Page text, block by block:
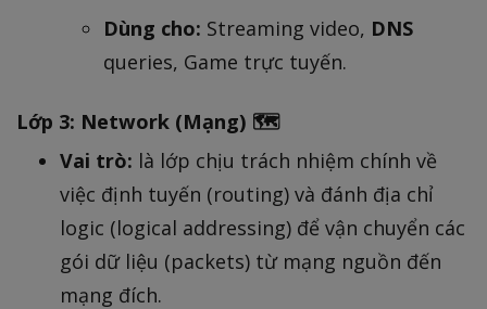
Dùng cho: Streaming video, DNS
queries, Game trực tuyến.
Lớp 3: Network (Mạng) 🗺️
Vai trò: là lớp chịu trách nhiệm chính về
việc định tuyến (routing) và đánh địa chỉ
logic (logical addressing) để vận chuyển các
gói dữ liệu (packets) từ mạng nguồn đến
mạng đích.